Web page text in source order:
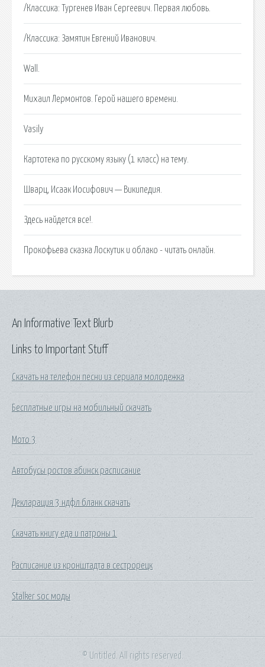
/Классика: Тургенев Иван Сергеевич. Первая любовь.
/Классика: Замятин Евгений Иванович.
Wall.
Михаил Лермонтов. Герой нашего времени.
Vasily
Картотека по русскому языку (1 класс) на тему.
Шварц, Исаак Иосифович — Википедия.
Здесь найдется все!.
Прокофьева сказка Лоскутик и облако - читать онлайн.
Links to Important Stuff
Скачать на телефон песни из сериала молодежка
Бесплатные игры на мобильный скачать
Мото 3
Автобусы ростов абинск расписание
Декларация 3 ндфл бланк скачать
Скачать книгу еда и патроны 1
Расписание из кронштадта в сестрорецк
Stalker soc моды
An Informative Text Blurb
© Untitled. All rights reserved.